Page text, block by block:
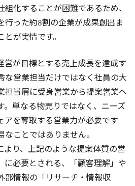
組化することが困難であるため、
行った約8割の企業が成果創出ま
が実情です。
営が目標とする売上成長を達成す
な営業担当だけではなく社員の大
担当層に受身営業から提案営業へ
。単なる物売りではなく、ニーズ
アを奪取する営業力が必要です
ことではありません。
より、上記のような提案体質の営
に必要とされる、「顧客理解」や
部情報の「リサーチ・情報収